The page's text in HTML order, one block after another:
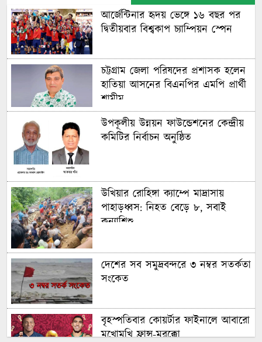
আর্জেন্টিনার হৃদয় ভেঙ্গে ১৬ বছর পর
দ্বিতীয়বার বিশ্বকাপ চ্যাম্পিয়ন স্পেন
চট্টগ্রাম জেলা পরিষদের প্রশাসক হলেন
হাতিয়া আসনের বিএনপির এমপি প্রার্থী
শামীম
উপকূলীয় উন্নয়ন ফাউন্ডেশনের কেন্দ্রীয়
কমিটির নির্বাচন অনুষ্ঠিত
উখিয়ার রোহিঙ্গা ক্যাম্পে মাদ্রাসায়
পাহাড়ধ্বস: নিহত বেড়ে ৮, সবাই
কন্যাশিশু
দেশের সব সমুদ্রবন্দরে ৩ নম্বর সতর্কতা
সংকেত
বৃহস্পতিবার কোয়র্টার ফাইনালে আবারো
মুখোমুখি ফ্রান্স-মরক্কো